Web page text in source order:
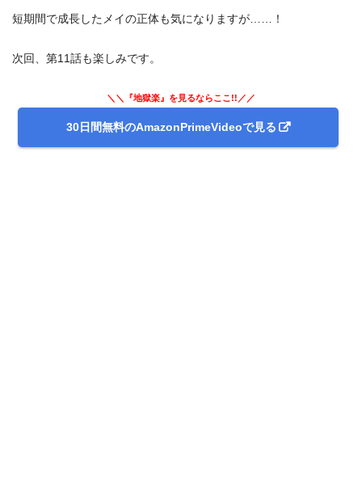
短期間で成長したメイの正体も気になりますが……！
次回、第11話も楽しみです。
＼＼『地獄楽』を見るならここ!!／／
30日間無料のAmazonPrimeVideoで見る